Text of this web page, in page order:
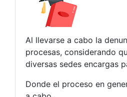
Al llevarse a cabo la
procesas, considerando
diversas sedes encargas
Donde el proceso en